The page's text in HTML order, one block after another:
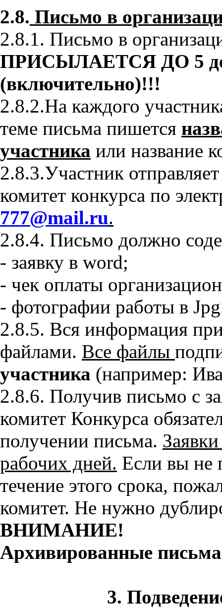
2.8. Письмо в
2.8.1. Письмо в
ПРИСЫЛАЕТСЯ ДО 5
(включительно)!!!
2.8.2.На каждого
теме письма пишется
участника или название
2.8.3.Участник
комитет конкурса по
777@mail.ru.
2.8.4. Письмо должно
- заявку в word;
- чек оплаты
- фотографии работы в
2.8.5. Вся информация
файлами. Все файлы
участника (например:
2.8.6. Получив письмо с
комитет Конкурса
получении письма.
рабочих дней. Если вы не
течение этого срока,
комитет. Не нужно
ВНИМАНИЕ!
Архивированные
3.